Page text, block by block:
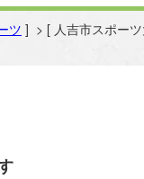
ツ ] > [ 人吉市スポー